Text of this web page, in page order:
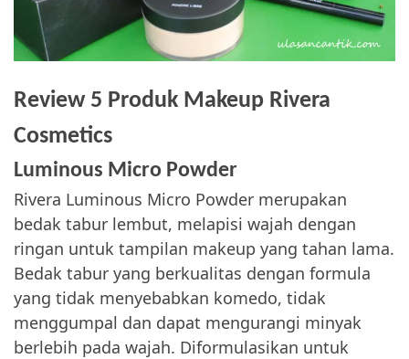
Review 5 Produk Makeup Rivera
Cosmetics
Luminous Micro Powder
Rivera Luminous Micro Powder merupakan
bedak tabur lembut, melapisi wajah dengan
ringan untuk tampilan makeup yang tahan lama.
Bedak tabur yang berkualitas dengan formula
yang tidak menyebabkan komedo, tidak
menggumpal dan dapat mengurangi minyak
berlebih pada wajah. Diformulasikan untuk